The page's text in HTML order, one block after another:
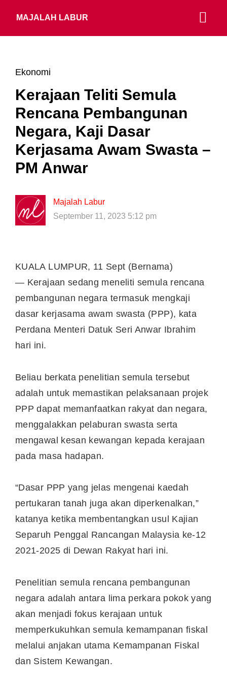
MAJALAH LABUR
Ekonomi
Kerajaan Teliti Semula
Rencana Pembangunan
Negara, Kaji Dasar
Kerjasama Awam Swasta –
PM Anwar
Majalah Labur
September 11, 2023 5:12 pm
KUALA LUMPUR, 11 Sept (Bernama)
— Kerajaan sedang meneliti semula rencana
pembangunan negara termasuk mengkaji
dasar kerjasama awam swasta (PPP), kata
Perdana Menteri Datuk Seri Anwar Ibrahim
hari ini.
Beliau berkata penelitian semula tersebut
adalah untuk memastikan pelaksanaan projek
PPP dapat memanfaatkan rakyat dan negara,
menggalakkan pelaburan swasta serta
mengawal kesan kewangan kepada kerajaan
pada masa hadapan.
“Dasar PPP yang jelas mengenai kaedah
pertukaran tanah juga akan diperkenalkan,”
katanya ketika membentangkan usul Kajian
Separuh Penggal Rancangan Malaysia ke-12
2021-2025 di Dewan Rakyat hari ini.
Penelitian semula rencana pembangunan
negara adalah antara lima perkara pokok yang
akan menjadi fokus kerajaan untuk
memperkukuhkan semula kemampanan fiskal
melalui anjakan utama Kemampanan Fiskal
dan Sistem Kewangan.